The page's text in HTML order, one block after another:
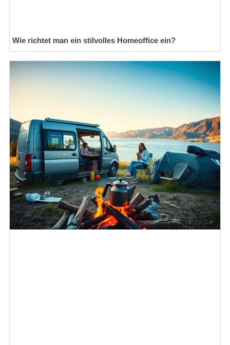
Wie richtet man ein stilvolles Homeoffice ein?